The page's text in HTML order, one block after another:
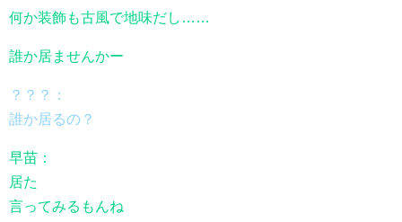
何か装飾も古風で地味だし……
誰か居ませんかー
？？？：
誰か居るの？
早苗：
居た
言ってみるもんね